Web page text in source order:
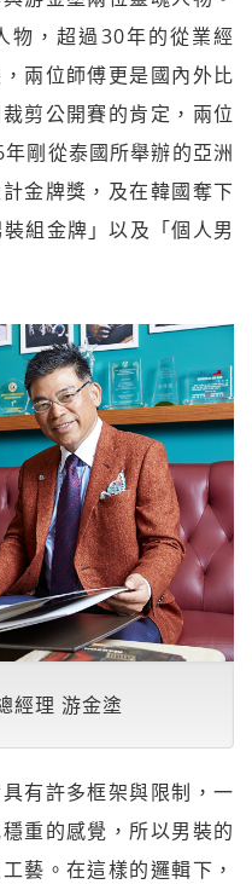
物，超過30年的從業經
兩位師傅更是國內外比
剪公開賽的肯定，兩位
剛從泰國所舉辦的亞洲
金牌獎，及在韓國奪下
組金牌」以及「個人男
經理 游金塗
有許多框架與限制，一
重的感覺，所以男裝的
藝。在這樣的邏輯下，